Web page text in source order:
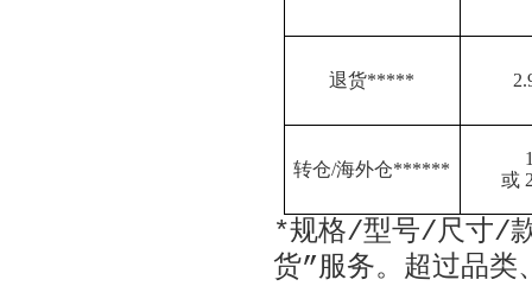
退货*****
转仓/海外仓******
或
*规格/型号/尺寸/
货”服务。超过品类